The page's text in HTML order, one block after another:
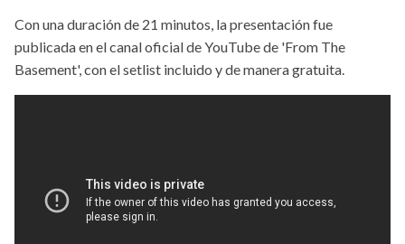
Con una duración de 21 minutos, la presentación fue
publicada en el canal oficial de YouTube de 'From The
Basement', con el setlist incluido y de manera gratuita.